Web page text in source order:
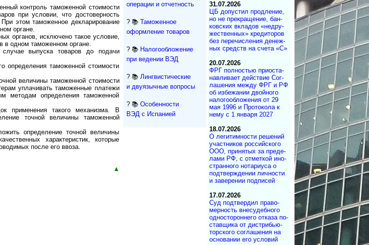
контроль таможенной стоимости
при условии, что достоверность
этом таможенное декларирование
органе.
органов, исключено такое условие,
в одном таможенном органе.
выпуска товаров до подачи
определения таможенной стоимости
величины таможенной стоимости
уплачивать таможенные платежи
методам определения таможенной
применения такого механизма. В
точной величины таможенной
определение точной величины
характеристик, которые
после его ввоза.
▲
операции и отчетность
? 📚 Таможенное
оформление товаров
? 📚 Налогообложение
при ведении ВЭД
? 📚 Лингвистические
и двуязычные вопросы
? 📚 Особенности
ВЭД с Испанией
31.07.2026
ЦБ допустил продле­ние,
но не пре­кра­ще­ние, бан­
ков­ских вкла­дов «не­дру­
же­ст­вен­ных» кре­ди­то­ров
без пе­ре­чис­ле­ния де­не­ж­
ных средств на сче­та «С»
20.07.2026
ФРГ полностью при­ос­та­
на­в­ли­ва­ет дей­ст­вие Со­г­
ла­ше­ния меж­ду ФРГ и РФ
об из­бе­жа­нии двой­но­го
на­ло­го­об­ло­же­ния от 29
мая 1996 и Про­то­ко­ла к
нему с 1 ян­ва­ря 2027
18.07.2026
О легитимности ре­ше­ний
участ­ни­ков рос­сий­ско­го
ООО, при­ня­тых за пре­де­
ла­ми РФ, с от­мет­кой ино­
ст­ран­но­го но­та­ри­у­са о
под­т­вер­ж­де­нии лич­но­с­ти
и за­ве­ре­нии под­писей
17.07.2026
Суд под­твер­дил пра­во­
мер­ность вне­су­деб­ного
од­но­сто­рон­не­го от­ка­за по­
с­тав­щика от дист­ри­бь­ю­
тор­с­ко­го со­г­ла­ше­ния на
ос­но­ва­нии его ус­ло­вий